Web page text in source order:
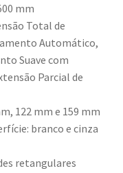
mm
Total de
Automático,
Suave com
Parcial de
122 mm e 159 mm
branco e cinza
retangulares